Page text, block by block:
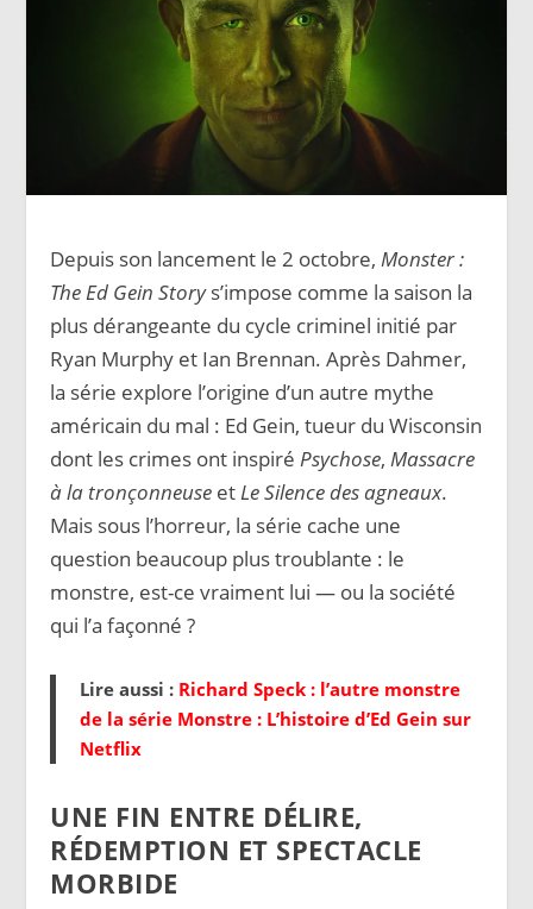
Depuis son lancement le 2 octobre,Monster :
The Ed Gein Storys’impose comme la saison la
plus dérangeante du cycle criminel initié par
Ryan Murphy et Ian Brennan. Après Dahmer,
la série explore l’origine d’un autre mythe
américain du mal : Ed Gein, tueur du Wisconsin
dont les crimes ont inspiréPsychose,Massacre
à la tronçonneuse etLe Silence des agneaux.
Mais sous l’horreur, la série cache une
question beaucoup plus troublante : le
monstre, est-ce vraiment lui — ou la société
qui l’a façonné ?
Lire aussi : Richard Speck : l’autre monstre
de la série Monstre : L’histoire d’Ed Gein sur
Netflix
UNE FIN ENTRE DÉLIRE,
RÉDEMPTION ET SPECTACLE
MORBIDE